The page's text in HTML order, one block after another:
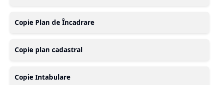
Copie Plan de Încadrare
Copie plan cadastral
Copie Intabulare